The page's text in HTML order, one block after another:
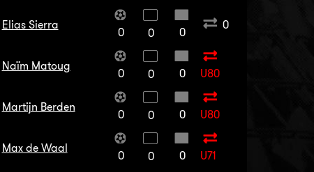
Elias Sierra
0 0 0
0
Naïm Matoug
0 0 0 U80
Martijn Berden
0 0 0 U80
Max de Waal
0 0 0 U71